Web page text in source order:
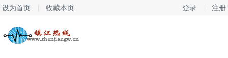
设为首页 收藏本页 登录 注册